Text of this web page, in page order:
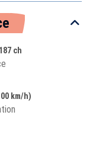
ch
km/h)